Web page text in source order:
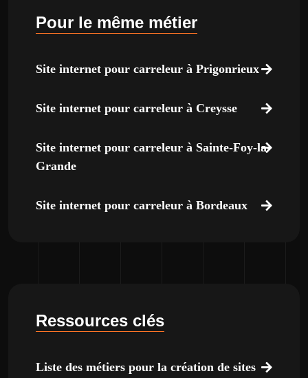
Pour le même métier
Site internet pour carreleur à Prigonrieux
Site internet pour carreleur à Creysse
Site internet pour carreleur à Sainte-Foy-la-
Grande
Site internet pour carreleur à Bordeaux
Ressources clés
Liste des métiers pour la création de sites